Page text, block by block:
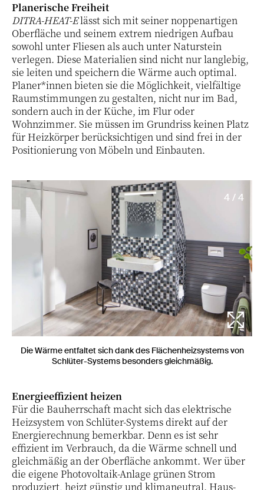
Planerische Freiheit
DITRA-HEAT-Elässt sich mit seiner noppenartigen
Oberfläche und seinem extrem niedrigen Aufbau
sowohl unter Fliesen als auch unter Naturstein
verlegen. Diese Materialien sind nicht nur langlebig,
sie leiten und speichern die Wärme auch optimal.
Planer*innen bieten sie die Möglichkeit, vielfältige
Raumstimmungen zu gestalten, nicht nur im Bad,
sondern auch in der Küche, im Flur oder
Wohnzimmer. Sie müssen im Grundriss keinen Platz
für Heizkörper berücksichtigen und sind frei in der
Positionierung von Möbeln und Einbauten.
4 / 4
Die Wärme entfaltet sich dank des Flächenheizsystems von
Schlüter-Systems besonders gleichmäßig.
Energieeffizient heizen
Für die Bauherrschaft macht sich das elektrische
Heizsystem von Schlüter-Systems direkt auf der
Energierechnung bemerkbar. Denn es ist sehr
effizient im Verbrauch, da die Wärme schnell und
gleichmäßig an der Oberfläche ankommt. Wer über
die eigene Photovoltaik-Anlage grünen Strom
produziert, heizt günstig und klimaneutral. Haus-